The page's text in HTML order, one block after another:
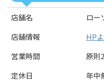
店舗名
ロー
店舗情報
HP
営業時間
原則
定休日
年中